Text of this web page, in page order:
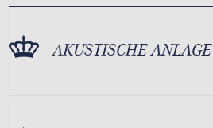
AKUSTISCHE ANLAGE